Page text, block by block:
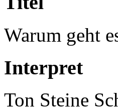
Warum geht
Interpret
Ton Steine